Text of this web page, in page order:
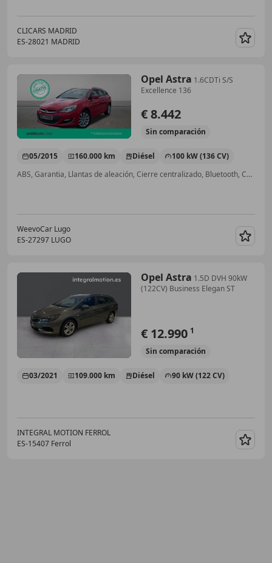
CLICARS MADRID
ES-28021 MADRID
Opel Astra 1.6CDTi S/S
Excellence 136
€ 8.442
Sin comparación
05/2015 160.000 km Diésel
100 kW (136 CV)
ABS, Garantia, Llantas de aleación, Cierre centralizado, Bluetooth, Control de velocidad, Elevalunas eléctrico, Start/Stop automático
WeevoCar Lugo
ES-27297 LUGO
Opel Astra 1.5D DVH 90kW
(122CV) Business Elegan ST
€ 12.990 1
Sin comparación
03/2021 109.000 km Diésel 90 kW (122 CV)
INTEGRAL MOTION FERROL
ES-15407 Ferrol